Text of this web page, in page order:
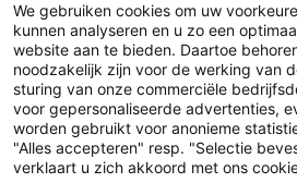
LinkedIn Facebook
YouTube
We gebruiken cookies om uw
kunnen analyseren en u zo een
website aan te bieden. Daartoe
noodzakelijk zijn voor de werking van
sturing van onze commerciële
voor gepersonaliseerde advertenties,
worden gebruikt voor anonieme
"Alles accepteren" resp. "Selectie
verklaart u zich akkoord met ons